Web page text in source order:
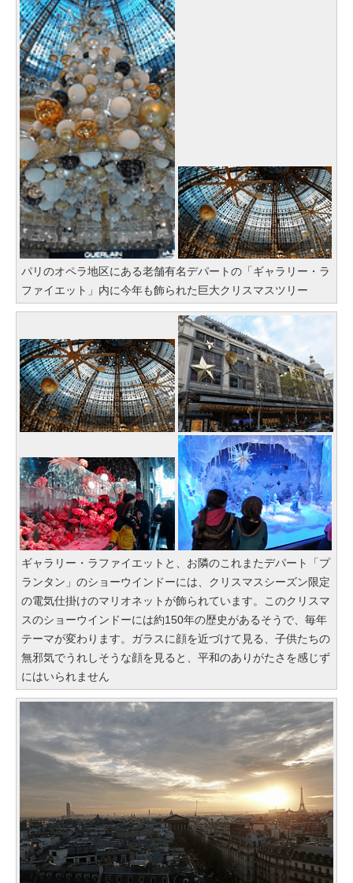
パリのオペラ地区にある老舗有名デパートの「ギャラリー・ラ
ファイエット」内に今年も飾られた巨大クリスマスツリー
ギャラリー・ラファイエットと、お隣のこれまたデパート「プ
ランタン」のショーウインドーには、クリスマスシーズン限定
の電気仕掛けのマリオネットが飾られています。このクリスマ
スのショーウインドーには約150年の歴史があるそうで、毎年
テーマが変わります。ガラスに顔を近づけて見る、子供たちの
無邪気でうれしそうな顔を見ると、平和のありがたさを感じず
にはいられません